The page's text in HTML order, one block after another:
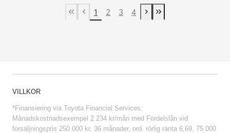
First Page
Previous page
1 2 3 4
Next page
Last Page
VILLKOR
*Finansiering via Toyota Financial Services:
Månadskostnadsexempel 2 234 kr/mån med Fördelslån vid
försäljningspris 250 000 kr, 36 månader, ord. rörlig ränta 6,69, 75 000